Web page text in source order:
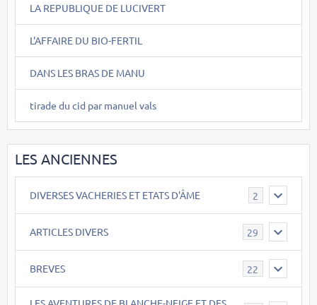
LA REPUBLIQUE DE LUCIVERT
L'AFFAIRE DU BIO-FERTIL
DANS LES BRAS DE MANU
tirade du cid par manuel vals
LES ANCIENNES
DIVERSES VACHERIES ET ETATS D'ÂME 2
ARTICLES DIVERS 29
BREVES 22